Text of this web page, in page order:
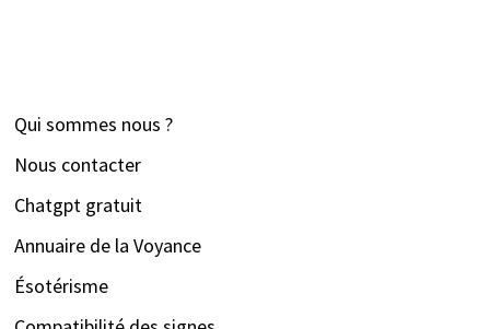
Qui sommes nous ?
Nous contacter
Chatgpt gratuit
Annuaire de la Voyance
Ésotérisme